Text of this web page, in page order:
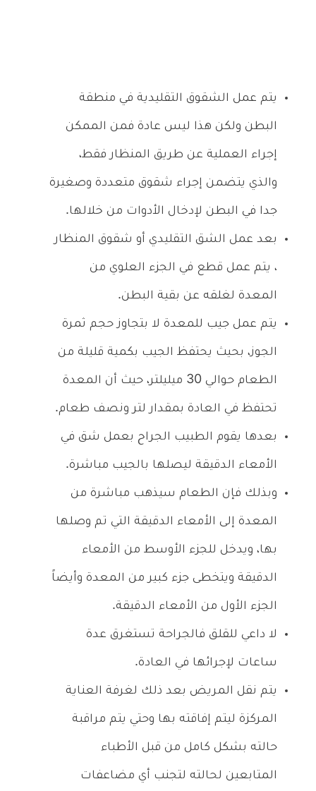
يتم عمل الشقوق التقليدية في منطقة
البطن ولكن هذا ليس عادة فمن الممكن
إجراء العملية عن طريق المنظار فقط،
والذي يتضمن إجراء شقوق متعددة وصغيرة
جدا في البطن لإدخال الأدوات من خلالها.
بعد عمل الشق التقليدي أو شقوق المنظار
، يتم عمل قطع في الجزء العلوي من
المعدة لغلقه عن بقية البطن.
يتم عمل جيب للمعدة لا بتجاوز حجم ثمرة
الجوز، بحيث يحتفظ الجيب بكمية قليلة من
الطعام حوالي 30 ميليلتر، حيث أن المعدة
تحتفظ في العادة بمقدار لتر ونصف طعام.
بعدها يقوم الطبيب الجراح بعمل شق في
الأمعاء الدقيقة ليصلها بالجيب مباشرة.
وبذلك فإن الطعام سيذهب مباشرة من
المعدة إلى الأمعاء الدقيقة التي تم وصلها
بها، ويدخل للجزء الأوسط من الأمعاء
الدقيقة ويتخطى جزء كبير من المعدة وأيضاً
الجزء الأول من الأمعاء الدقيقة.
لا داعي للقلق فالجراحة تستغرق عدة
ساعات لإجرائها في العادة.
يتم نقل المريض بعد ذلك لغرفة العناية
المركزة ليتم إفاقته بها وحتي يتم مراقبة
حالته بشكل كامل من قبل الأطباء
المتابعين لحالته لتجنب أي مضاعفات